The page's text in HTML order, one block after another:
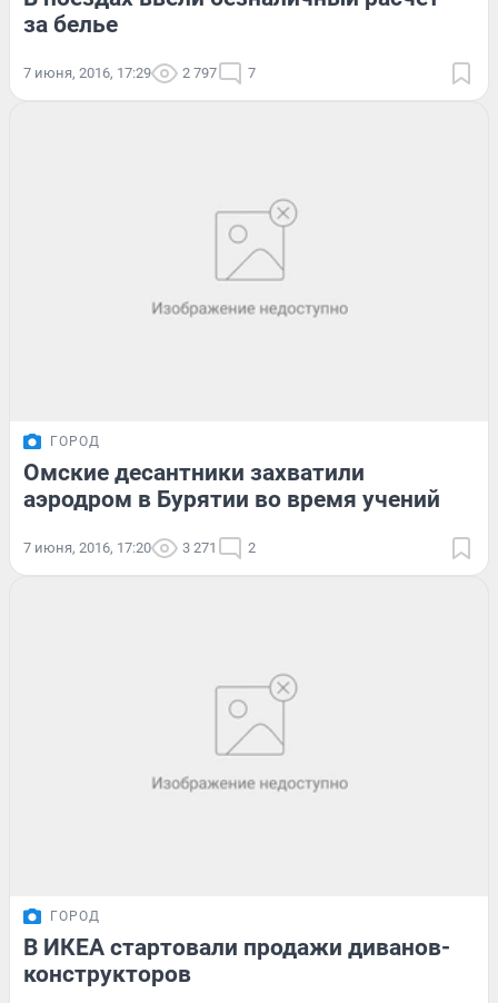
за белье
7 июня, 2016, 17:29 2 797 7
ГОРОД
Омские десантники захватили
аэродром в Бурятии во время учений
7 июня, 2016, 17:20 3 271 2
ГОРОД
В ИКЕА стартовали продажи диванов-
конструкторов